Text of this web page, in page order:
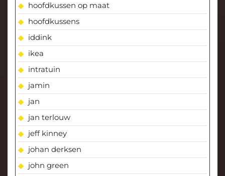
hoofdkussen op maat
hoofdkussens
iddink
ikea
intratuin
jamin
jan
jan terlouw
jeff kinney
johan derksen
john green